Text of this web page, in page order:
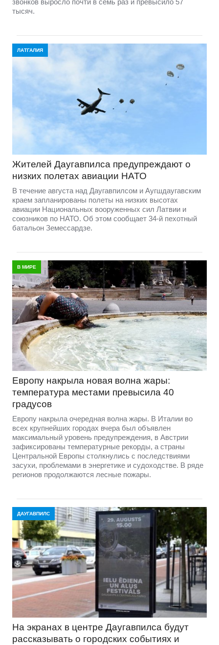
звонков выросло почти в семь раз и превысило 57
тысяч.
ЛАТГАЛИЯ
Жителей Даугавпилса предупреждают о
низких полетах авиации НАТО
В течение августа над Даугавпилсом и Аугшдаугавским
краем запланированы полеты на низких высотах
авиации Национальных вооруженных сил Латвии и
союзников по НАТО. Об этом сообщает 34-й пехотный
батальон Земессардзе.
В МИРЕ
Европу накрыла новая волна жары:
температура местами превысила 40
градусов
Европу накрыла очередная волна жары. В Италии во
всех крупнейших городах вчера был объявлен
максимальный уровень предупреждения, в Австрии
зафиксированы температурные рекорды, а страны
Центральной Европы столкнулись с последствиями
засухи, проблемами в энергетике и судоходстве. В ряде
регионов продолжаются лесные пожары.
ДАУГАВПИЛС
На экранах в центре Даугавпилса будут
рассказывать о городских событиях и